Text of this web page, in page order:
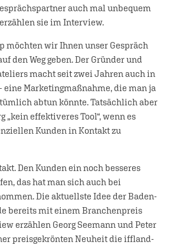
auch mal unbequem
sie im Interview.
möchten wir Ihnen unser Gespräch
den Weg geben. Der Gründer und
macht seit zwei Jahren auch in
Marketingmaßnahme, die man ja
abtun könnte. Tatsächlich aber
„kein effektiveres Tool“, wenn es
Kunden in Kontakt zu
Den Kunden ein noch besseres
das hat man sich auch bei
Die aktuellste Idee der Baden-
bereits mit einem Branchenpreis
erzählen Georg Seemann und Peter
preisgekrönten Neuheit die iffland-